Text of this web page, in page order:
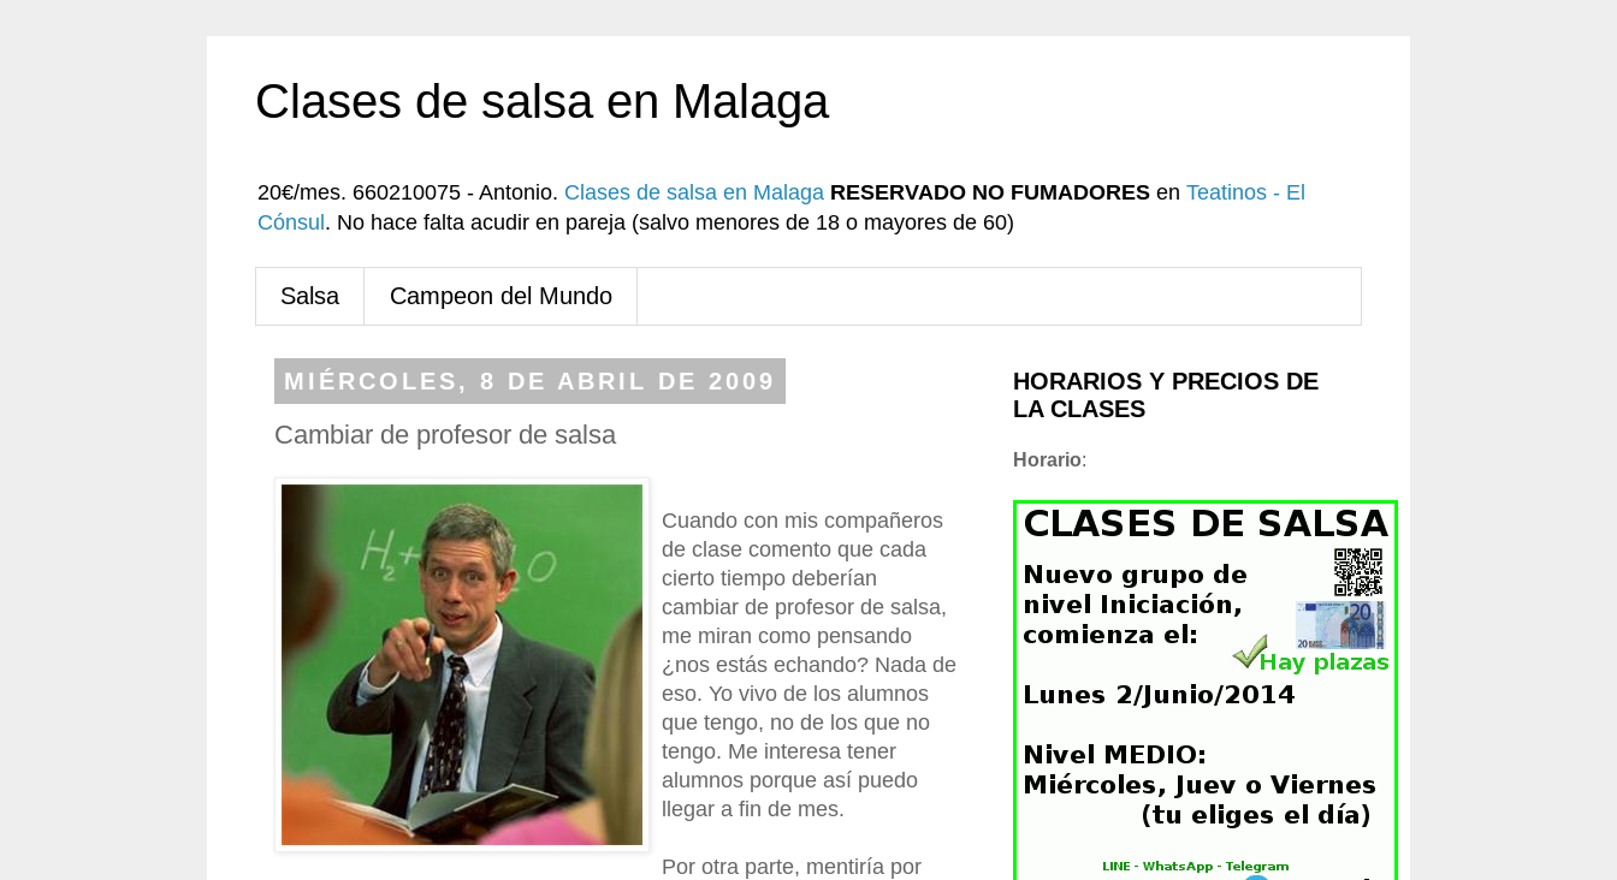
Clases de salsa en Malaga
20€/mes. 660210075 - Antonio. Clases de salsa en Malaga RESERVADO NO FUMADORES en Teatinos - El
Cónsul . No hace falta acudir en pareja (salvo menores de 18 o mayores de 60)
Salsa Campeon del Mundo
MIÉRCOLES, 8 DE ABRIL DE 2009
Cambiar de profesor de salsa
Cuando con mis compañeros
de clase comento que cada
cierto tiempo deberían
cambiar de profesor de salsa,
me miran como pensando
¿nos estás echando? Nada de
eso. Yo vivo de los alumnos
que tengo, no de los que no
tengo. Me interesa tener
alumnos porque así puedo
llegar a fin de mes.
Por otra parte, mentiría por
HORARIOS Y PRECIOS DE
LA CLASES
Horario: